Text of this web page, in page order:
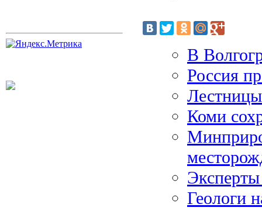
В
Россия
Лестницы
Коми
Эксперты
Геологи